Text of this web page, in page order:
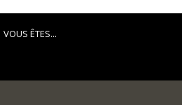
VOUS ÊTES...